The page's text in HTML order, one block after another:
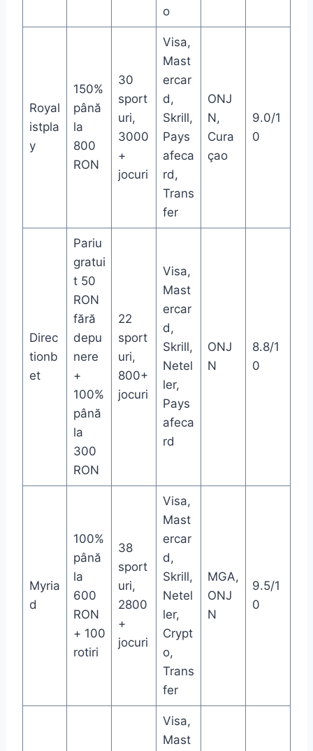
o
Royal
istpla
y
150%
până
la
800
RON
30
sport
uri,
3000
+
jocuri
Visa,
Mast
ercar
d,
Skrill,
Pays
afeca
rd,
Trans
fer
ONJ
N,
Cura
çao
9.0/1
0
Direc
tionb
et
Pariu
gratui
t 50
RON
fără
depu
nere
+
100%
până
la
300
RON
22
sport
uri,
800+
jocuri
Visa,
Mast
ercar
d,
Skrill,
Netel
ler,
Pays
afeca
rd
ONJ
N
8.8/1
0
Myria
d
100%
până
la
600
RON
+ 100
rotiri
38
sport
uri,
2800
+
jocuri
Visa,
Mast
ercar
d,
Skrill,
Netel
ler,
Crypt
o,
Trans
fer
MGA,
ONJ
N
9.5/1
0
Visa,
Mast